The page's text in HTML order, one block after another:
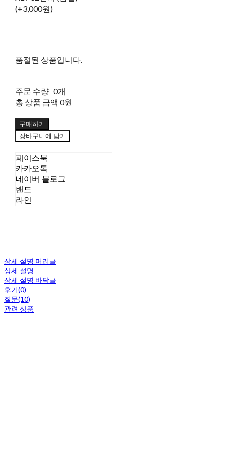
(+3,000원)
품절된 상품입니다.
주문 수량 0개
총 상품 금액 0원
구매하기
장바구니에 담기
페이스북
카카오톡
네이버 블로그
밴드
라인
상세 설명 머리글
상세 설명
상세 설명 바닥글
후기(0)
질문(10)
관련 상품